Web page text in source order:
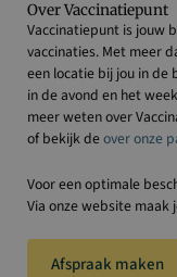
Over Vaccinatiepunt
Vaccinatiepunt is jouw
vaccinaties. Met meer
een locatie bij jou in de
in de avond en het
meer weten over
of bekijk deover onze
Voor een optimale
Via onze website maak
Afspraak maken